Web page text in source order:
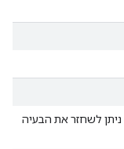
לשחזר את הבעיה